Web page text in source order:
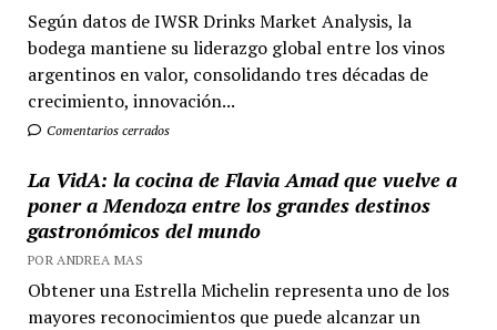
Según datos de IWSR Drinks Market Analysis, la
bodega mantiene su liderazgo global entre los vinos
argentinos en valor, consolidando tres décadas de
crecimiento, innovación...
Comentarios cerrados
La VidA: la cocina de Flavia Amad que vuelve a
poner a Mendoza entre los grandes destinos
gastronómicos del mundo
POR ANDREA MAS
Obtener una Estrella Michelin representa uno de los
mayores reconocimientos que puede alcanzar un